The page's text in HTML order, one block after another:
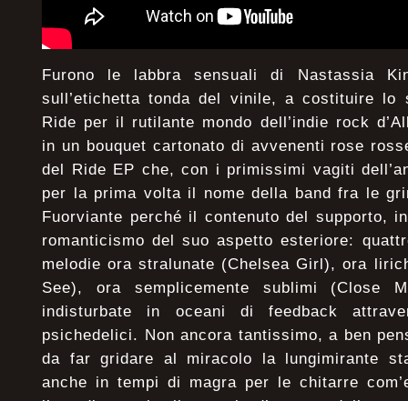
Furono le labbra sensuali di Nastassia
sull’etichetta tonda del vinile, a costituire lo
Ride per il rutilante mondo dell’indie rock
in un bouquet cartonato di avvenenti rose
del Ride EP che, con i primissimi vagiti
per la prima volta il nome della band fra le
Fuorviante perché il contenuto del supporto,
romanticismo del suo aspetto esteriore:
melodie ora stralunate (Chelsea Girl), ora
See), ora semplicemente sublimi (Close
indisturbate in oceani di feedback
psichedelici. Non ancora tantissimo, a ben
da far gridare al miracolo la lungimirante
anche in tempi di magra per le chitarre